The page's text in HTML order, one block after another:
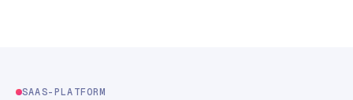
r
SAAS-PLATFORM